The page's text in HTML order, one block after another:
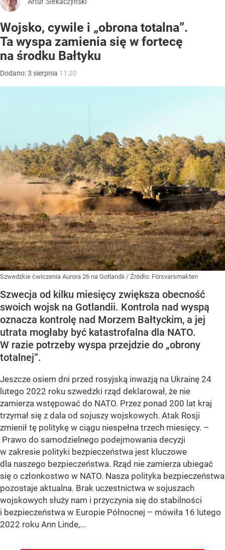
Wojsko, cywile i „obrona totalna”.
Ta wyspa zamienia się w fortecę
na środku Bałtyku
Dodano:3 sierpnia 11:20
Szwedzkie ćwiczenia Aurora 26 na Gotlandii / Źródło: Försvarsmakten
Szwecja od kilku miesięcy zwiększa obecność
swoich wojsk na Gotlandii. Kontrola nad wyspą
oznacza kontrolę nad Morzem Bałtyckim, a jej
utrata mogłaby być katastrofalna dla NATO.
W razie potrzeby wyspa przejdzie do „obrony
totalnej”.
Jeszcze osiem dni przed rosyjską inwazją na Ukrainę 24
lutego 2022 roku szwedzki rząd deklarował, że nie
zamierza wstępować do NATO. Przez ponad 200 lat kraj
trzymał się z dala od sojuszy wojskowych. Atak Rosji
zmienił tę politykę w ciągu niespełna trzech miesięcy. –
Prawo do samodzielnego podejmowania decyzji
w zakresie polityki bezpieczeństwa jest kluczowe
dla naszego bezpieczeństwa. Rząd nie zamierza ubiegać
się o członkostwo w NATO. Nasza polityka bezpieczeństwa
pozostaje aktualna. Brak uczestnictwa w sojuszach
wojskowych służy nam i przyczynia się do stabilności
i bezpieczeństwa w Europie Północnej – mówiła 16 lutego
2022 roku Ann Linde,...